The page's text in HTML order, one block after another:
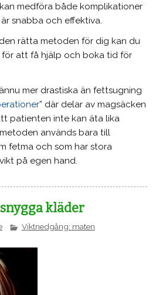
medföra både komplikationer
snabba och effektiva.
rätta metoden för dig kan du
för att få hjälp och boka tid för
mer drastiska än fettsugning
” där delar av magsäcken
patienten inte kan äta lika
används bara till
fetma och som har stora
på egen hand.
kläder
Viktnedgång: maten